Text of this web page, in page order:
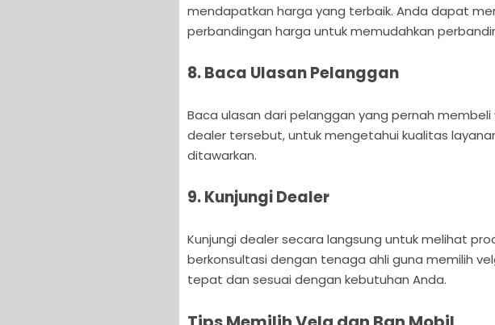
mendapatkan harga yang terbaik. Anda dapat
perbandingan harga untuk memudahkan
8. Baca Ulasan Pelanggan
Baca ulasan dari pelanggan yang pernah
dealer tersebut, untuk mengetahui kualitas
ditawarkan.
9. Kunjungi Dealer
Kunjungi dealer secara langsung untuk melihat
berkonsultasi dengan tenaga ahli guna memilih
tepat dan sesuai dengan kebutuhan Anda.